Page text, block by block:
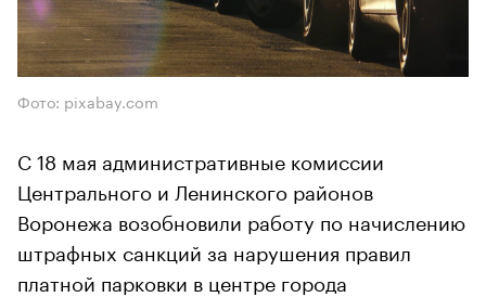
Фото: pixabay.com
С 18 мая административные комиссии
Центрального и Ленинского районов
Воронежа возобновили работу по начислению
штрафных санкций за нарушения правил
платной парковки в центре города